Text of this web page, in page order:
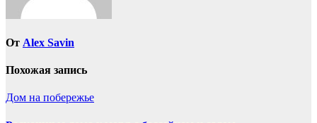
От Alex Savin
Похожая запись
Дом на побережье